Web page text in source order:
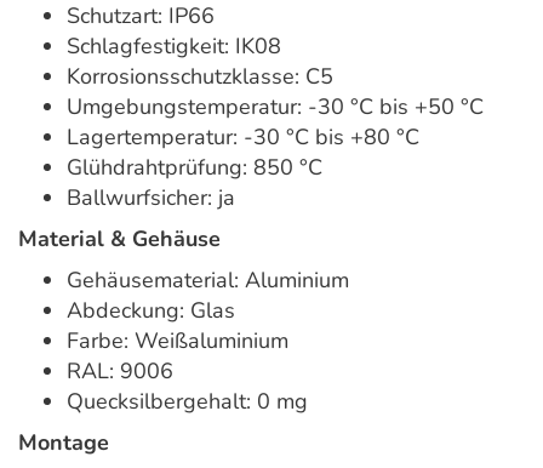
Schutzart: IP66
Schlagfestigkeit: IK08
Korrosionsschutzklasse: C5
Umgebungstemperatur: -30 °C bis +50 °C
Lagertemperatur: -30 °C bis +80 °C
Glühdrahtprüfung: 850 °C
Ballwurfsicher: ja
Material & Gehäuse
Gehäusematerial: Aluminium
Abdeckung: Glas
Farbe: Weißaluminium
RAL: 9006
Quecksilbergehalt: 0 mg
Montage